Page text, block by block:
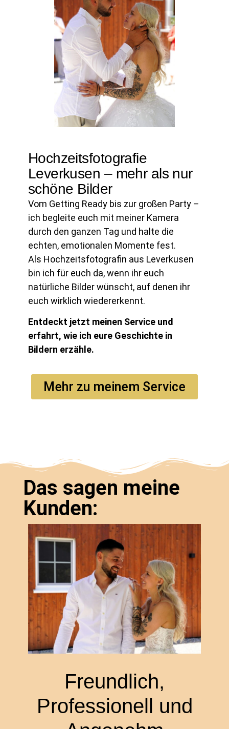
Hochzeitsfotografie
Leverkusen – mehr als nur
schöne Bilder
Vom Getting Ready bis zur großen Party –
ich begleite euch mit meiner Kamera
durch den ganzen Tag und halte die
echten, emotionalen Momente fest.
Als Hochzeitsfotografin aus Leverkusen
bin ich für euch da, wenn ihr euch
natürliche Bilder wünscht, auf denen ihr
euch wirklich wiedererkennt.
Entdeckt jetzt meinen Service und
erfahrt, wie ich eure Geschichte in
Bildern erzähle.
Mehr zu meinem Service
Das sagen meine
Kunden:
Freundlich,
Professionell und